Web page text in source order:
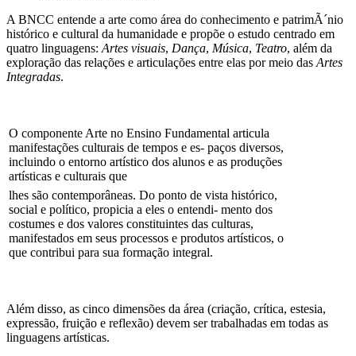
A BNCC entende a arte como área do conhecimento e patrimÃ´nio
histórico e cultural da humanidade e propõe o estudo centrado em
quatro linguagens: Artes visuais, Dança, Música, Teatro, além da
exploração das relações e articulações entre elas por meio das Artes
Integradas.
O componente Arte no Ensino Fundamental articula
manifestações culturais de tempos e es- paços diversos,
incluindo o entorno artístico dos alunos e as produções
artísticas e culturais que
lhes são contemporâneas. Do ponto de vista histórico,
social e político, propicia a eles o entendi- mento dos
costumes e dos valores constituintes das culturas,
manifestados em seus processos e produtos artísticos, o
que contribui para sua formação integral.
Além disso, as cinco dimensões da área (criação, crítica, estesia,
expressão, fruição e reflexão) devem ser trabalhadas em todas as
linguagens artísticas.